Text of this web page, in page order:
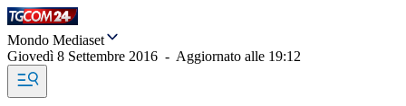
Mondo Mediaset
Giovedì 8 Settembre 2016 - Aggiornato alle 19:12